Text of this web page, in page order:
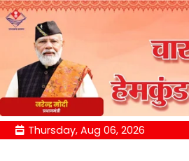
Skip Thursday, Aug 06, 2026